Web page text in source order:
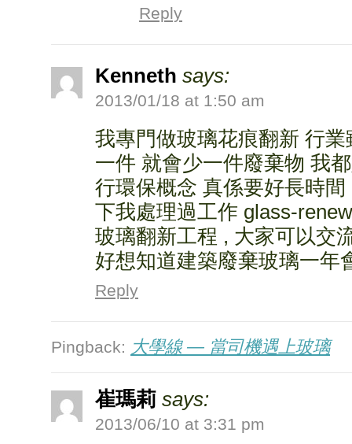
Reply
Kenneth says:
2013/01/18 at 1:50 am
我專門做玻璃花痕翻新 行
一件 就會少一件廢棄物 我
行環保概念 真係要好長時
下我處理過工作 glass-
玻璃翻新工程 , 大家可以交
好想知道建築廢棄玻璃一年
Reply
Pingback: 大學線 — 當司機遇上玻璃
崔瑪莉 says:
2013/06/10 at 3:31 pm